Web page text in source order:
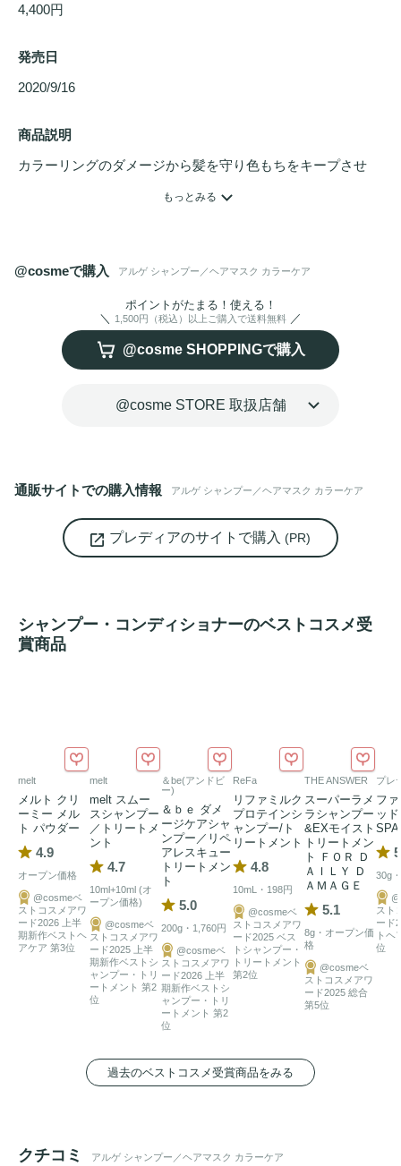
4,400円
発売日
2020/9/16
商品説明
カラーリングのダメージから髪を守り色もちをキープさせ
かな指通り。頭皮ダメージやカラー剤による毛髪ダメージを
いたわる成分も配合しています。ヘアマスクは、カラーダメ
ージを受けた髪内部を補修する成分の浸透感と、1本1本を
でしっかりコートする密着感が特長。色落ちを防ぎ、
染めたてのツヤやかな髪色をキープしながらしっとりまとま
る髪を叶えます。みずみずしさとナチュラルさが際立つフレ
もっとみる
@cosmeで購入 アルゲ シャンプー／ヘアマスク カラーケア
ポイントがたまる！使える！
1,500円（税込）以上ご購入で送料無料
@cosme SHOPPINGで購入
@cosme STORE 取扱店舗
通販サイトでの購入情報 アルゲ シャンプー／ヘアマスク カラーケア
プレディアのサイトで購入 (PR)
シャンプー・コンディショナーのベストコスメ受
賞商品
melt
メルト クリ
ーミー メル
ト パウダー
4.9
オープン価格
@cosmeベ
ストコスメアワ
ード2026 上半
期新作ベストヘ
アケア 第3位
melt
melt スムー
スシャンプー
／トリートメ
ント
4.7
10ml+10ml (オ
ープン価格)
@cosmeベ
ストコスメアワ
ード2025 上半
期新作ベストシ
ャンプー・トリ
ートメント 第2
位
＆be(アンドビ
ー)
＆ｂｅ ダメ
ージケアシャ
ンプー／リペ
アレスキュー
トリートメン
ト
5.0
200g・1,760円
@cosmeベ
ストコスメアワ
ード2026 上半
期新作ベストシ
ャンプー・トリ
ートメント 第2
位
ReFa
リファミルク
プロテインシ
ャンプー/ト
リートメント
4.8
10mL・198円
@cosmeベ
ストコスメアワ
ード2025 ベス
トシャンプー・
トリートメント
第2位
THE ANSWER
スーパーラメ
ラシャンプー
&EXモイスト
トリートメン
ト ＦＯＲ Ｄ
ＡＩＬＹ Ｄ
ＡＭＡＧＥ
5.1
8g・オープン価
格
@cosmeベ
ストコスメアワ
ード2025 総合
第5位
プレ
フ
ッ
30g
スト
ード
トヘ
位
過去のベストコスメ受賞商品をみる
クチコミ アルゲ シャンプー／ヘアマスク カラーケア